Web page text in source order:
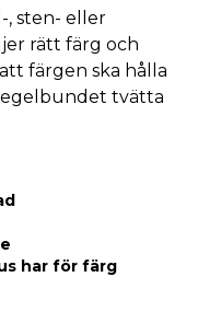
, sten- eller
rätt färg och
färgen ska hålla
tvätta
har för färg